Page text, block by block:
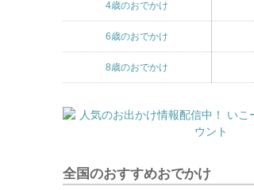
4歳のおでかけ
6歳のおでかけ
8歳のおでかけ
全国のおすすめおでかけ